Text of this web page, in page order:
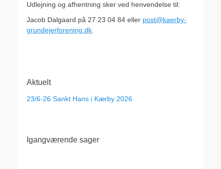
Udlejning og afhentning sker ved henvendelse til:
Jacob Dalgaard på 27 23 04 84 eller post@kaerby-
grundejerforening.dk
Aktuelt
23/6-26 Sankt Hans i Kærby 2026
Igangværende sager